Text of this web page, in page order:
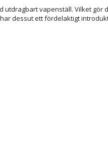
vapenställ. Vilket gör
dessut ett fördelaktigt